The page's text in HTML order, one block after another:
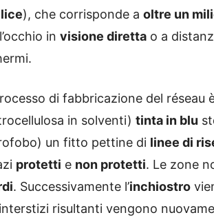
), che corrisponde a oltre un
in visione diretta o a
di fabbricazione del
in solventi) tinta in blu
un fitto pettine di linee di
protetti e non protetti. Le zone
. Successivamente l’inchiostro
risultanti vengono